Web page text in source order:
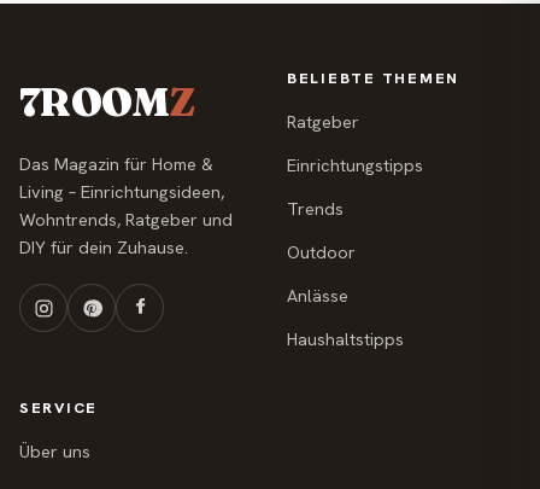
7ROOMZ
Das Magazin für Home &
Living – Einrichtungsideen,
Wohntrends, Ratgeber und
DIY für dein Zuhause.
BELIEBTE THEMEN
Ratgeber
Einrichtungstipps
Trends
Outdoor
Anlässe
Haushaltstipps
SERVICE
Über uns